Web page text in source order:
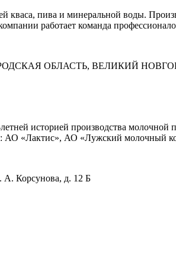
кваса, пива и минеральной воды.
работает команда
ОБЛАСТЬ, ВЕЛИКИЙ
историей производства
АО «Лактис», АО «Лужский молочный
А. Корсунова, д. 12 Б